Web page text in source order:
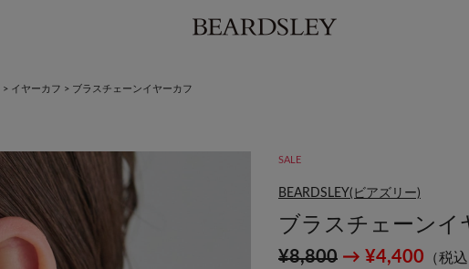
> イヤーカフ > ブラスチェーンイヤーカフ
SALE
BEARDSLEY(ビアズリー)
ブラスチェーンイ
¥8,800 → ¥4,400 （税込